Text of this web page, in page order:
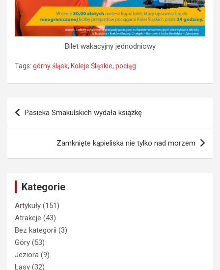
Bilet wakacyjny jednodniowy
Tags: górny śląsk, Koleje Śląskie, pociąg
Nawigacja
wpisu
Pasieka Smakulskich wydała książkę
Zamknięte kąpieliska nie tylko nad morzem
Kategorie
Artykuły (151)
Atrakcje (43)
Bez kategorii (3)
Góry (53)
Jeziora (9)
Lasy (32)